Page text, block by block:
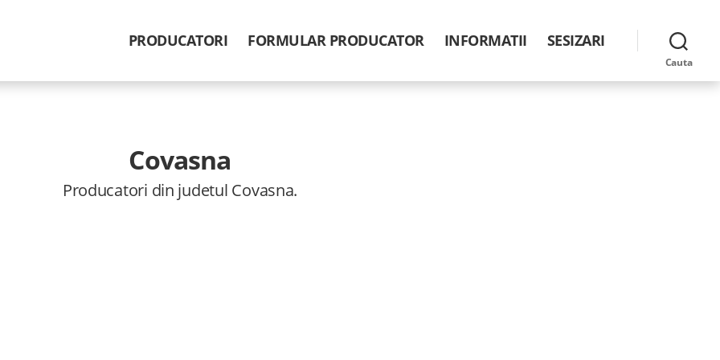
PRODUCATORI FORMULAR PRODUCATOR INFORMATII SESIZARI
Cauta
Covasna
Producatori din judetul Covasna.